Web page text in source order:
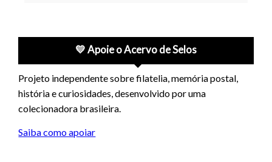
💛 Apoie o Acervo de Selos
Projeto independente sobre filatelia, memória postal,
história e curiosidades, desenvolvido por uma
colecionadora brasileira.
Saiba como apoiar